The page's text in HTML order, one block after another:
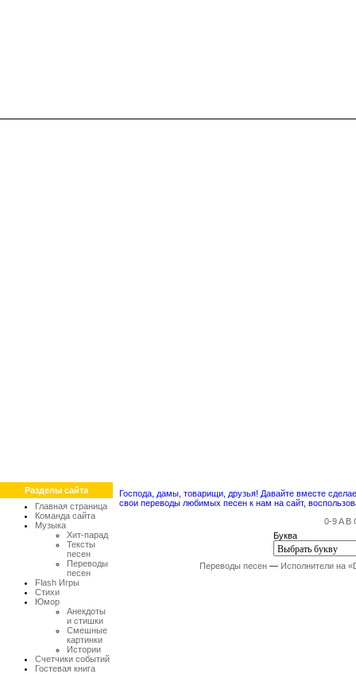
Разделы сайта
Главная страница
Команда сайта
Музыка
Хит-парад
Тексты
песен
Переводы
песен
Flash Игры
Стихи
Юмор
Анекдоты
и стишки
Смешные
картинки
Истории
Счетчики событий
Гостевая книга
Господа, дамы, товарищи, друзья! Давайте вместе
свои переводы любимых песен к нам на сайт,
0-9 A B
Буква
Переводы песен — Исполнители на